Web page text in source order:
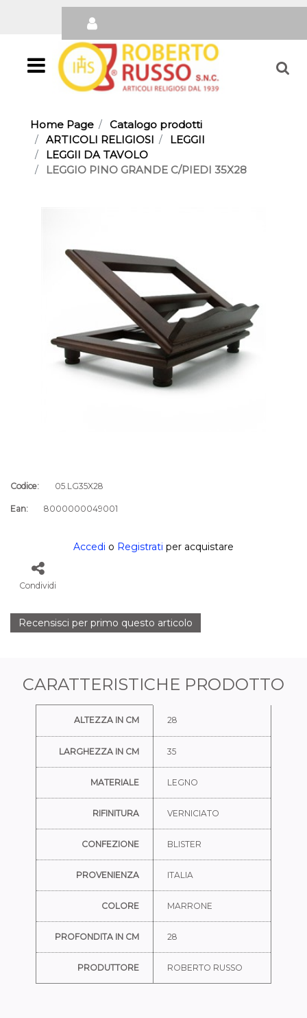
Open
Home Page
Catalogo prodotti
ARTICOLI RELIGIOSI
LEGGII
LEGGII DA TAVOLO
LEGGIO PINO GRANDE C/PIEDI 35X28
Codice: 05.LG35X28
Ean: 8000000049001
Accedi o Registrati per acquistare
Condividi
Recensisci per primo questo articolo
CARATTERISTICHE PRODOTTO
ALTEZZA IN CM 28
LARGHEZZA IN CM 35
MATERIALE LEGNO
RIFINITURA VERNICIATO
CONFEZIONE BLISTER
PROVENIENZA ITALIA
COLORE MARRONE
PROFONDITA IN CM 28
PRODUTTORE ROBERTO RUSSO